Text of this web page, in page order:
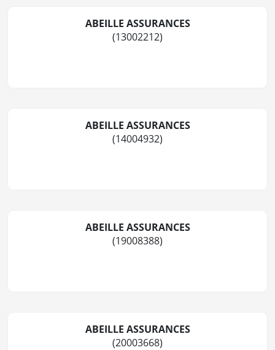
ABEILLE ASSURANCES
(13002212)
ABEILLE ASSURANCES
(14004932)
ABEILLE ASSURANCES
(19008388)
ABEILLE ASSURANCES
(20003668)